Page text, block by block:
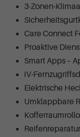
3-Zonen-
Care Connect
Proaktive
Smart Apps –
iV-
Elektrische
Umklappbare
Kofferraumrollo